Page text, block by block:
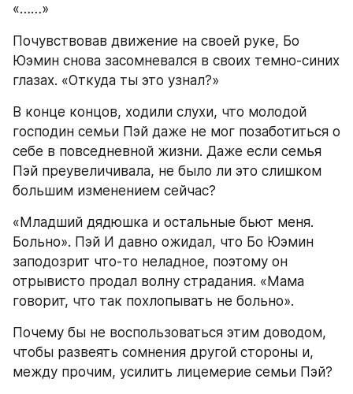
«……»
Почувствовав движение на своей руке, Бо
Юэмин снова засомневался в своих темно-синих
глазах. «Откуда ты это узнал?»
В конце концов, ходили слухи, что молодой
господин семьи Пэй даже не мог позаботиться о
себе в повседневной жизни. Даже если семья
Пэй преувеличивала, не было ли это слишком
большим изменением сейчас?
«Младший дядюшка и остальные бьют меня.
Больно». Пэй И давно ожидал, что Бо Юэмин
заподозрит что-то неладное, поэтому он
отрывисто продал волну страдания. «Мама
говорит, что так похлопывать не больно».
Почему бы не воспользоваться этим доводом,
чтобы развеять сомнения другой стороны и,
между прочим, усилить лицемерие семьи Пэй?